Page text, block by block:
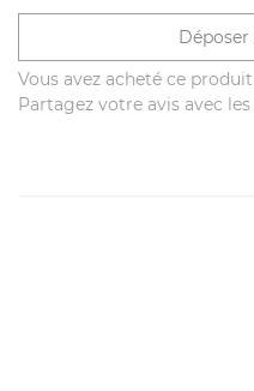
Déposer
Vous avez acheté ce
Partagez votre avis avec